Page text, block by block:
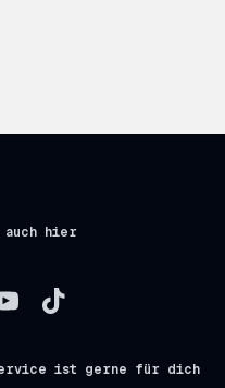
auch hier
ist gerne für dich